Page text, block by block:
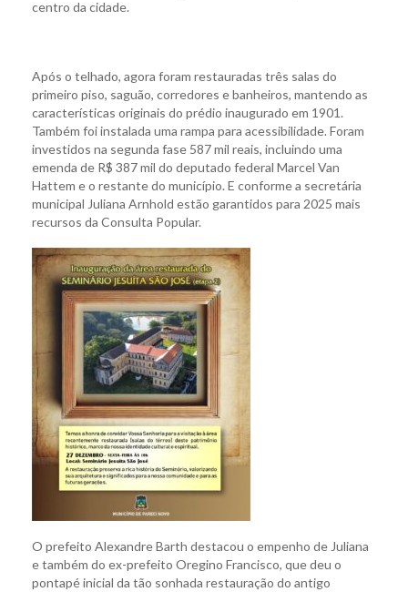
centro da cidade.
Após o telhado, agora foram restauradas três salas do
primeiro piso, saguão, corredores e banheiros, mantendo as
características originais do prédio inaugurado em 1901.
Também foi instalada uma rampa para acessibilidade. Foram
investidos na segunda fase 587 mil reais, incluindo uma
emenda de R$ 387 mil do deputado federal Marcel Van
Hattem e o restante do município. E conforme a secretária
municipal Juliana Arnhold estão garantidos para 2025 mais
recursos da Consulta Popular.
O prefeito Alexandre Barth destacou o empenho de Juliana
e também do ex-prefeito Oregino Francisco, que deu o
pontapé inicial da tão sonhada restauração do antigo